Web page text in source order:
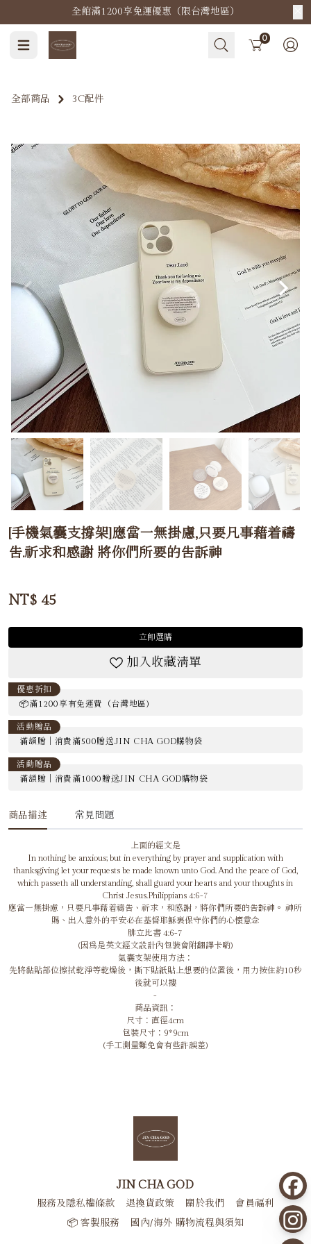
全館滿1200享免運優惠（限台灣地區）
Cart 0
全部商品 3C配件
[手機氣囊支撐架]應當一無掛慮,只要凡事藉着禱
告.祈求和感謝 將你們所要的告訴神
NT$ 45
立即選購
加入收藏清單
優惠折扣
📦滿1200享有免運費（台灣地區)
活動贈品
滿額贈｜消費滿500贈送JIN CHA GOD購物袋
活動贈品
滿額贈｜消費滿1000贈送JIN CHA GOD購物袋
商品描述 常見問題
上面的經文是
In nothing be anxious; but in everything by prayer and supplication with
thanksgiving let your requests be made known unto God. And the peace of God,
which passeth all understanding, shall guard your hearts and your thoughts in
Christ Jesus.Philippians 4:6-7
應當一無掛慮，只要凡事藉着禱告、祈求，和感謝，將你們所要的告訴神。 神所
賜、出人意外的平安必在基督耶穌裏保守你們的心懷意念
腓立比書 4:6-7
(因為是英文經文設計內包裝會附翻譯卡喲)
氣囊支架使用方法：
先將黏貼部位擦拭乾淨等乾燥後，撕下貼紙貼上想要的位置後，用力按住約10秒
後就可以摟
-
商品資訊：
尺寸：直徑4cm
包裝尺寸：9*9cm
(手工測量難免會有些許誤差)
JIN CHA GOD
服務及隱私權條款 退換貨政策 關於我們
會員福利
📦 客製服務
國內/海外 購物流程與須知